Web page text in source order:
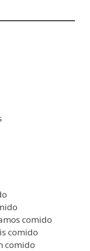
comido
comido
comido